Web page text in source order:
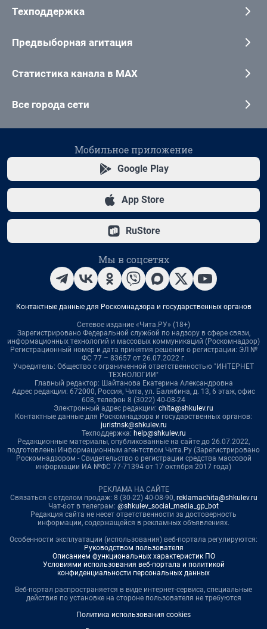
Техподдержка
Предвыборная агитация
Статистика канала в MAX
Все города сети
Мобильное приложение
Google Play
App Store
RuStore
Мы в соцсетях
Контактные данные для Роскомнадзора и государственных органов
Сетевое издание «Чита.РУ» (18+)
Зарегистрировано Федеральной службой по надзору в сфере связи,
информационных технологий и массовых коммуникаций (Роскомнадзор)
Регистрационный номер и дата принятия решения о регистрации: ЭЛ №
ФС 77 – 83657 от 26.07.2022 г.
Учредитель: Общество с ограниченной ответственностью "ИНТЕРНЕТ
ТЕХНОЛОГИИ"
Главный редактор: Шайтанова Екатерина Александровна
Адрес редакции: 672000, Россия, Чита, ул. Балябина, д. 13, 6 этаж, офис
608, телефон 8 (3022) 40-08-24
Электронный адрес редакции: chita@shkulev.ru
Контактные данные для Роскомнадзора и государственных органов:
juristnsk@shkulev.ru
Техподдержка: help@shkulev.ru
Редакционные материалы, опубликованные на сайте до 26.07.2022,
подготовлены Информационным агентством Чита.Ру (Зарегистрировано
Роскомнадзором - Свидетельство о регистрации средства массовой
информации ИА №ФС 77-71394 от 17 октября 2017 года)
РЕКЛАМА НА САЙТЕ
Связаться с отделом продаж: 8 (30-22) 40-08-90, reklamachita@shkulev.ru
Чат-бот в телеграм: @shkulev_social_media_gp_bot
Редакция сайта не несет ответственности за достоверность
информации, содержащейся в рекламных объявлениях.
Особенности эксплуатации (использования) веб-портала регулируются:
Руководством пользователя
Описанием функциональных характеристик ПО
Условиями использования веб-портала и политикой
конфиденциальности персональных данных
Веб-портал распространяется в виде интернет-сервиса, специальные
действия по установке на стороне пользователя не требуются
Политика использования cookies